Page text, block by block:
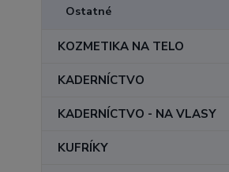
Ostatné
KOZMETIKA NA TELO
KADERNÍCTVO
KADERNÍCTVO - NA VLASY
KUFRÍKY